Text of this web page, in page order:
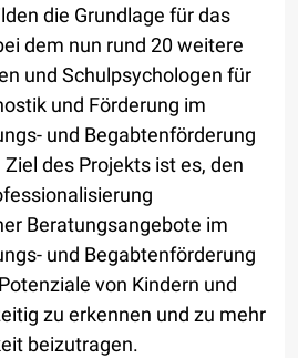
die Grundlage für das
dem nun rund 20 weitere
und Schulpsychologen für
und Förderung im
und Begabtenförderung
des Projekts ist es, den
Beratungsangebote im
und Begabtenförderung
von Kindern und
zu erkennen und zu mehr
beizutragen.